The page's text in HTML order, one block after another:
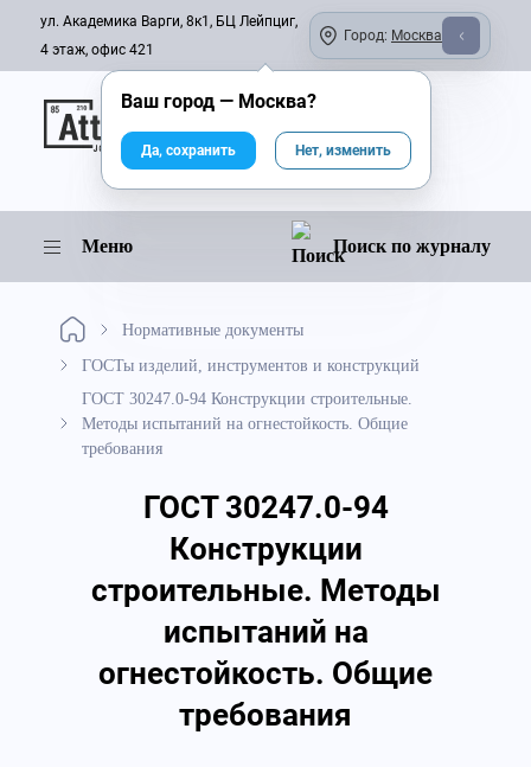
ул. Академика Варги, 8к1, БЦ Лейпциг,
4 этаж, офис 421
Город: Москва
Онлайн-журнал
Меню Поиск по журналу
Нормативные документы
ГОСТы изделий, инструментов и конструкций
ГОСТ 30247.0-94 Конструкции строительные.
Методы испытаний на огнестойкость. Общие
требования
ГОСТ 30247.0-94
Конструкции
строительные. Методы
испытаний на
огнестойкость. Общие
требования
Ваш город — Москва?
Да, сохранить Нет, изменить